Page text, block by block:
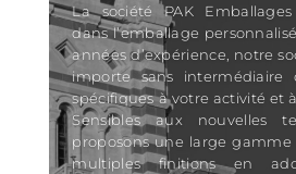
La société PAK
dans l’emballage
années d’expérience, notre
importe sans intermédiaire
spécifiques à votre activité et
Sensibles aux nouvelles
proposons une large
multiples finitions en